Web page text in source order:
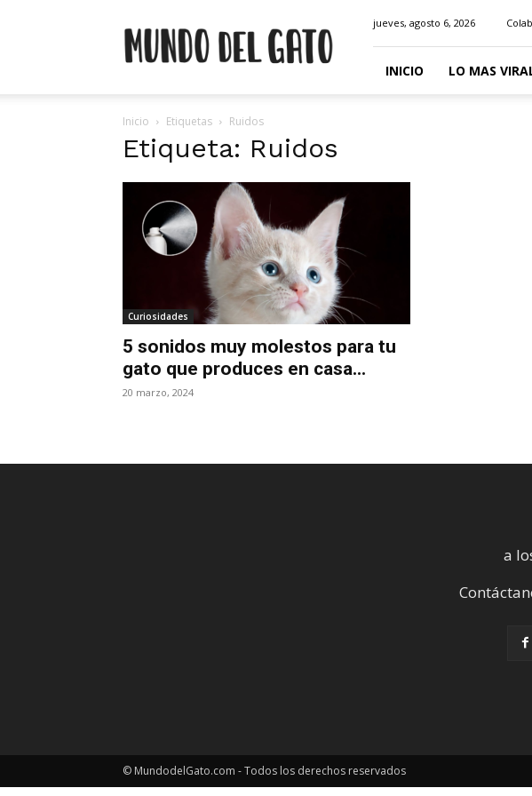
del
Gato
|
de
gatos
jueves, agosto 6, 2026
INICIO LO MAS
Inicio Etiquetas Ruidos
Etiqueta: Ruidos
Curiosidades
5 sonidos muy molestos para tu
gato que produces en casa...
20 marzo, 2024
a
© MundodelGato.com - Todos los derechos reservados